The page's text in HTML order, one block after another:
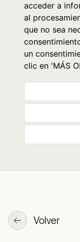
acceder a
al
que no sea
un
clic en 'MÁS
Volver